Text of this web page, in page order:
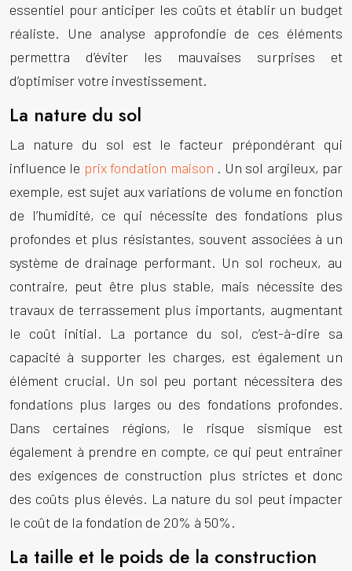
essentiel pour anticiper les coûts et établir un budget
réaliste. Une analyse approfondie de ces éléments
permettra d’éviter les mauvaises surprises et
d’optimiser votre investissement.
La nature du sol
La nature du sol est le facteur prépondérant qui
influence le prix fondation maison . Un sol argileux, par
exemple, est sujet aux variations de volume en fonction
de l’humidité, ce qui nécessite des fondations plus
profondes et plus résistantes, souvent associées à un
système de drainage performant. Un sol rocheux, au
contraire, peut être plus stable, mais nécessite des
travaux de terrassement plus importants, augmentant
le coût initial. La portance du sol, c’est-à-dire sa
capacité à supporter les charges, est également un
élément crucial. Un sol peu portant nécessitera des
fondations plus larges ou des fondations profondes.
Dans certaines régions, le risque sismique est
également à prendre en compte, ce qui peut entraîner
des exigences de construction plus strictes et donc
des coûts plus élevés. La nature du sol peut impacter
le coût de la fondation de 20% à 50%.
La taille et le poids de la construction